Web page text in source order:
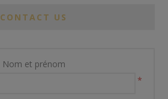
CONTACT US
Nom et prénom
*